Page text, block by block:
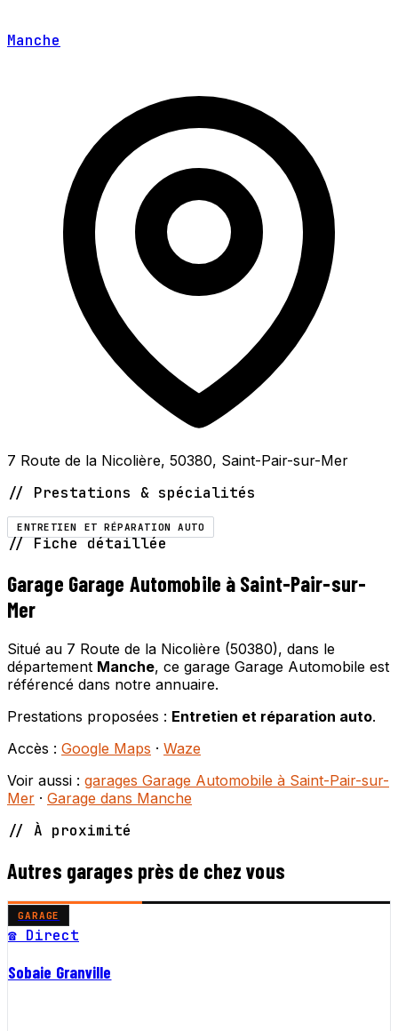
Manche
7 Route de la Nicolière, 50380, Saint-Pair-sur-Mer
// Prestations & spécialités
ENTRETIEN ET RÉPARATION AUTO
// Fiche détaillée
Garage Garage Automobile à Saint-Pair-sur-
Mer
Situé au 7 Route de la Nicolière (50380), dans le
département Manche, ce garage Garage Automobile est
référencé dans notre annuaire.
Prestations proposées : Entretien et réparation auto.
Accès : Google Maps · Waze
Voir aussi : garages Garage Automobile à Saint-Pair-sur-
Mer · Garage dans Manche
// À proximité
Autres garages près de chez vous
GARAGE
☎ Direct
Sobaie Granville